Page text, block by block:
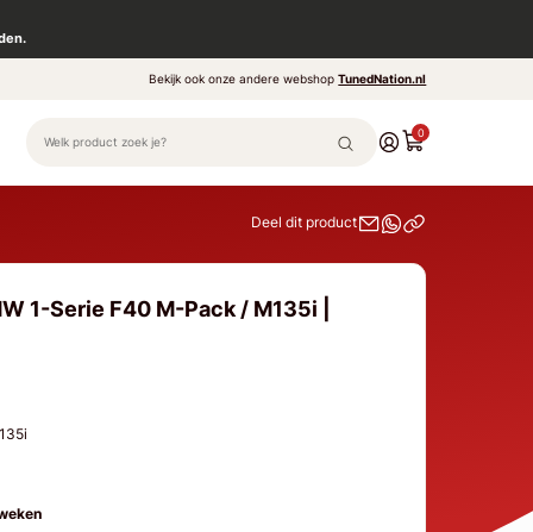
Bekijk ook onze andere webshopTunedNation.nl
0
Deel dit product
1-Serie F40 M-Pack / M135i |